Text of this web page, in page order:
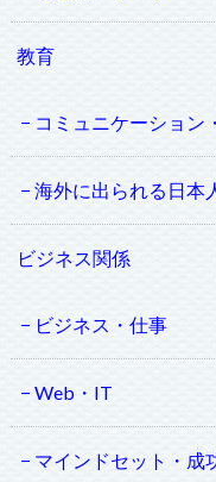
教育
コミュニケーション
海外に出られる日本
ビジネス関係
ビジネス・仕事
Web・IT
マインドセット・成